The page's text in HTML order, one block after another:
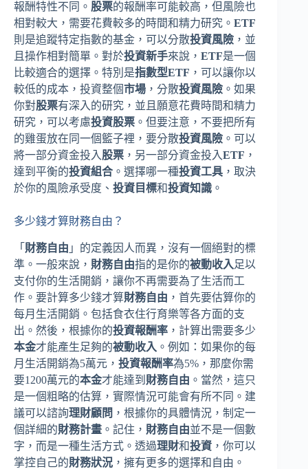
報酬特性不同。 股票的報酬率可能較高，但風險也
相對較大，需要花費較多的時間和精力研究。 ETF
則是追蹤特定指數的基金，可以分散投資風險 ，並
且操作相對簡單。對於投資新手來說， ETF是一個
比較適合的選擇。特別是指數型ETF ，可以讓你以
較低的成本，投資整個市場 ，分散投資風險 。如果
你對股票有深入的研究，並且願意花費時間和精力
研究，可以考慮投資股票 。但要注意，不要把所有
的雞蛋放在同一個籃子裡，要分散投資風險 。可以
將一部分資金投入 股票 ，另一部分資金投入ETF ，
達到平衡的投資組合 。選擇哪一種投資工具 ，取決
於你的風險承受度、 投資目標和投資知識 。
多少錢才算財務自由？
「 財務自由 」的定義因人而異，沒有一個絕對的標
準。一般來說， 財務自由指的是你的被動收入足以
支付你的生活開銷，讓你不再需要為了生活而工
作。要計算多少錢才算財務自由 ，首先要估算你的
每月生活開銷。包括食衣住行育樂等各方面的支
出。然後，根據你的投資報酬率 ，計算出需要多少
本金才能產生足夠的被動收入 。例如：如果你的每
月生活開銷為5萬元， 投資報酬率為5%，那麼你需
要1200萬元的本金才能達到 財務自由 。當然，這只
是一個粗略的估算，實際情況可能會有所不同。建
議可以諮詢理財顧問 ，根據你的具體情況，制定一
個詳細的財務計畫 。記住， 財務自由並不是一個數
字，而是一種生活方式。透過理財和投資 ，你可以
掌控自己的財務狀況 ，擁有更多的選擇和自由。